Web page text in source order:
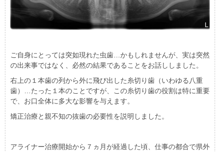
ご自身にとっては突如現れた虫歯…かもしれませんが、実は突然
の出来事ではなく、必然の結果であることをお話ししました。
右上の１本歯の列から外に飛び出した糸切り歯（いわゆる八重
歯）…たった１本のことですが、この糸切り歯の役割は特に重要
で、お口全体に多大な影響を与えます。
矯正治療と親不知の抜歯の必要性を説明しました。
アライナー治療開始から７ヵ月が経過した頃、仕事の都合で県外